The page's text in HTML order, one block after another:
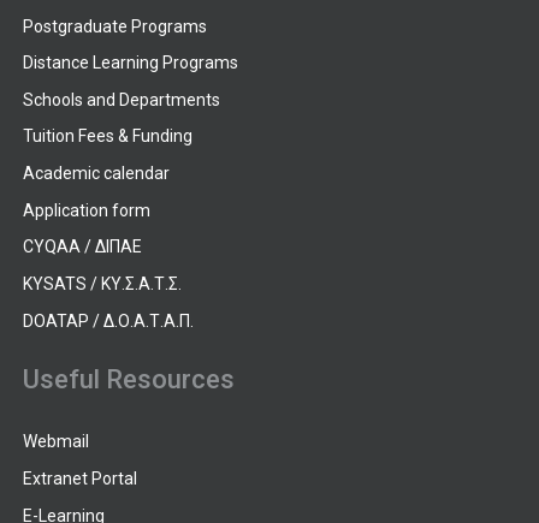
Postgraduate Programs
Distance Learning Programs
Schools and Departments
Tuition Fees & Funding
Academic calendar
Application form
CYQAA / ΔΙΠΑΕ
KYSATS / ΚΥ.Σ.Α.Τ.Σ.
DOATAP / Δ.Ο.Α.Τ.Α.Π.
Useful Resources
Webmail
Extranet Portal
E-Learning